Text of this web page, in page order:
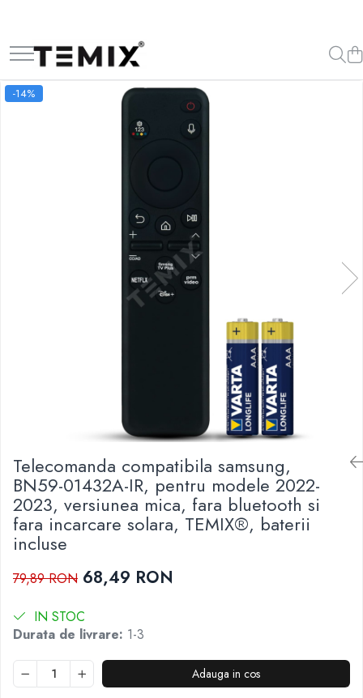
Telecomenzi TV
Telecomenzi Lg
Telecomenzi Samsung
Telecomenzi Metz
Telecomenzi Nei
Telecomenzi Orion
Telecomenzi Panasonic
Telecomenzi Philips
Telecomenzi Sharp
Telecomenzi Smart-Tech
Telecomenzi Sony
Telecomenzi Star-Light
Telecomenzi TCL
Telecomanda compatibila samsung,
BN59-01432A-IR, pentru modele 2022-
2023, versiunea mica, fara bluetooth si
fara incarcare solara, TEMIX®, baterii
incluse
-14%
79,89 RON 68,49 RON
IN STOC
Durata de livrare: 1-3
Adauga in cos